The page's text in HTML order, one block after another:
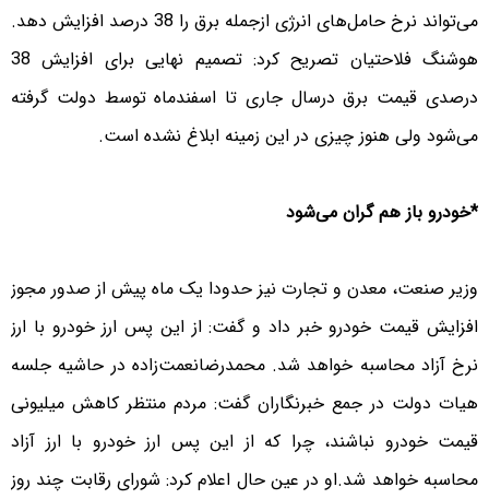
می‌تواند نرخ حامل‌های انرژی ازجمله برق را 38 درصد افزایش دهد.
هوشنگ فلاحتیان تصریح کرد: تصمیم نهایی برای افزایش 38
درصدی قیمت برق درسال جاری تا اسفندماه توسط دولت گرفته
می‌شود ولی هنوز چیزی در این زمینه ابلاغ نشده است.
*خودرو باز هم گران می‌شود
وزیر صنعت، معدن و تجارت نیز حدودا یک ماه پیش از صدور مجوز
افزایش قیمت خودرو خبر داد و گفت: از این پس ارز خودرو با ارز
نرخ آزاد محاسبه خواهد شد. محمدرضانعمت‌زاده در حاشیه جلسه
هیات دولت در جمع خبرنگاران گفت: مردم منتظر کاهش میلیونی
قیمت خودرو نباشند، چرا که از این پس ارز خودرو با ارز آزاد
محاسبه خواهد شد.او در عین حال اعلام کرد: شورای رقابت چند روز